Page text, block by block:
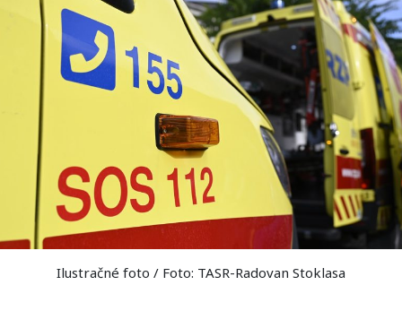
Ilustračné foto / Foto: TASR-Radovan Stoklasa